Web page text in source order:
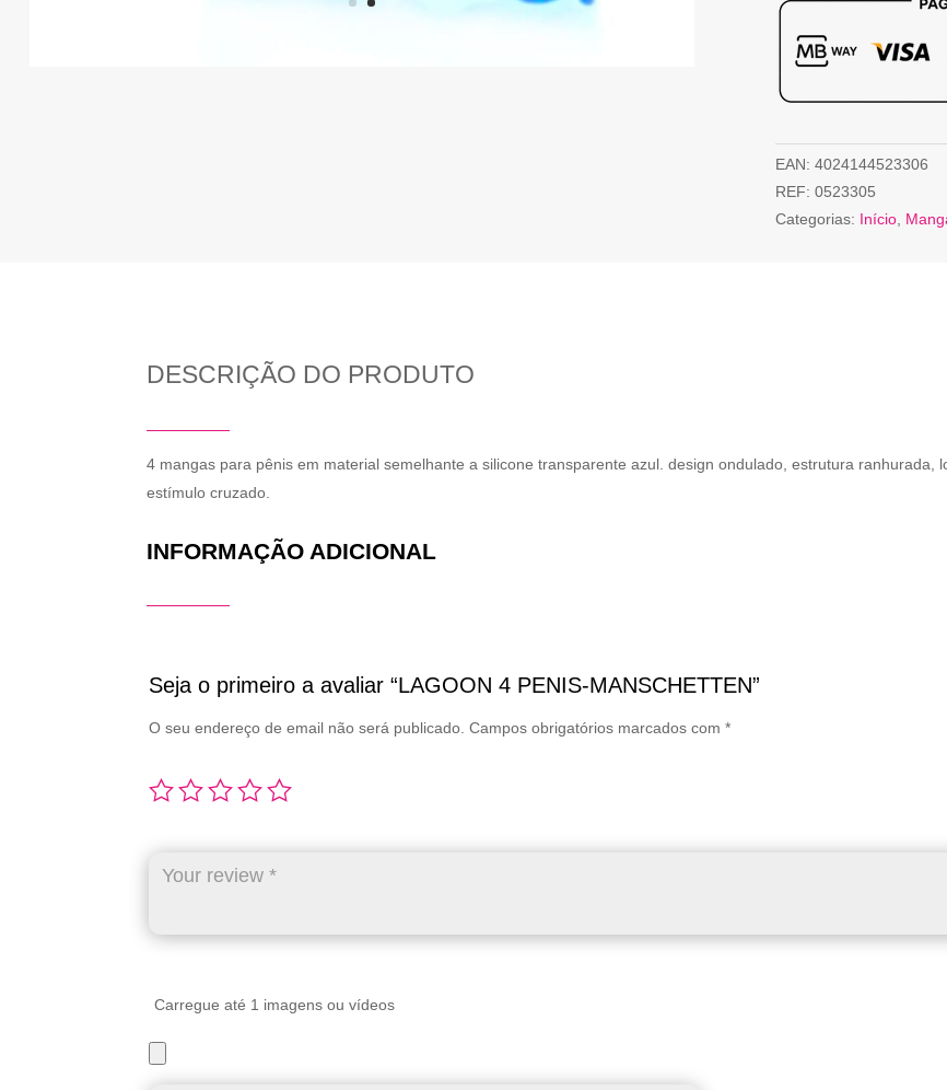
EAN: 4024144523306
REF: 0523305
Categorias: Início,
DESCRIÇÃO DO PRODUTO
4 mangas para pênis em material semelhante a silicone transparente azul. design ondulado, estrutura ranhurada,
estímulo cruzado.
INFORMAÇÃO ADICIONAL
Seja o primeiro a avaliar “LAGOON 4 PENIS-MANSCHETTEN”
O seu endereço de email não será publicado. Campos obrigatórios marcados com*
Carregue até 1 imagens ou vídeos